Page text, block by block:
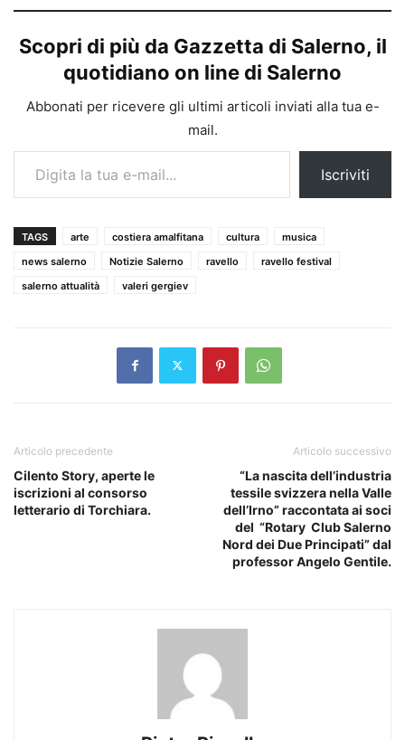
Scopri di più da Gazzetta di Salerno, il
quotidiano on line di Salerno
Abbonati per ricevere gli ultimi articoli inviati alla tua e-
mail.
Digita la tua e-mail...
Iscriviti
TAGS arte costiera amalfitana cultura
musica
news salerno
Notizie Salerno ravello
ravello festival
salerno attualità
valeri gergiev
Articolo precedente
Cilento Story, aperte le
iscrizioni al consorso
letterario di Torchiara.
Articolo successivo
“La nascita dell’industria
tessile svizzera nella Valle
dell’Irno” raccontata ai soci
del “Rotary Club Salerno
Nord dei Due Principati” dal
professor Angelo Gentile.